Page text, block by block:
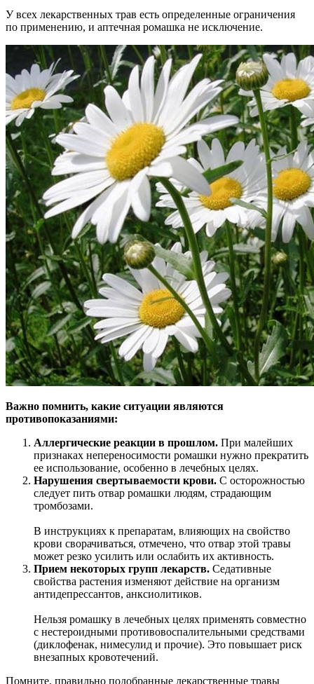
У всех лекарственных трав есть определенные ограничения
по применению, и аптечная ромашка не исключение.
Важно помнить, какие ситуации являются
противопоказаниями:
Аллергические реакции в прошлом. При малейших
признаках непереносимости ромашки нужно прекратить
ее использование, особенно в лечебных целях.
Нарушения свертываемости крови. С осторожностью
следует пить отвар ромашки людям, страдающим
тромбозами.
В инструкциях к препаратам, влияющих на свойство
крови сворачиваться, отмечено, что отвар этой травы
может резко усилить или ослабить их активность.
Прием некоторых групп лекарств. Седативные
свойства растения изменяют действие на организм
антидепрессантов, анксиолитиков.
Нельзя ромашку в лечебных целях применять совместно
с нестероидными противовоспалительными средствами
(диклофенак, нимесулид и прочие). Это повышает риск
внезапных кровотечений.
Помните, правильно подобранные лекарственные травы